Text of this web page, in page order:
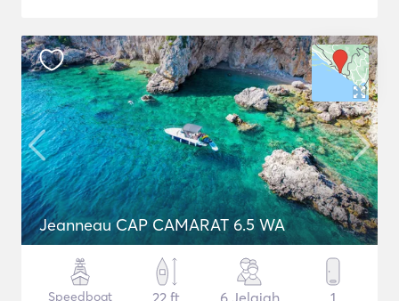
Jeanneau CAP CAMARAT 6.5 WA
Speedboat
22 ft
6 Jelajah 1